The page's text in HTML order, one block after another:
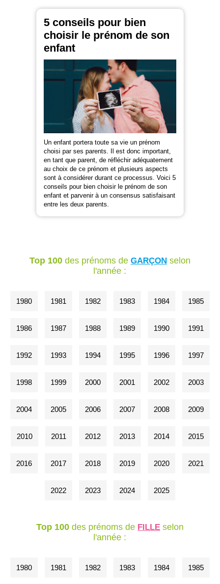
5 conseils pour bien
choisir le prénom de son
enfant
Un enfant portera toute sa vie un prénom
choisi par ses parents. Il est donc important,
en tant que parent, de réfléchir adéquatement
au choix de ce prénom et plusieurs aspects
sont à considérer durant ce processus. Voici 5
conseils pour bien choisir le prénom de son
enfant et parvenir à un consensus satisfaisant
entre les deux parents.
Top 100des prénoms de GARÇONselon
l'année :
1980 1981 1982 1983 1984 1985
1986 1987 1988 1989 1990 1991
1992 1993 1994 1995 1996 1997
1998 1999 2000 2001 2002 2003
2004 2005 2006 2007 2008 2009
2010 2011 2012 2013 2014 2015
2016 2017 2018 2019 2020 2021
2022 2023 2024 2025
Top 100des prénoms de FILLEselon
l'année :
1980 1981 1982 1983 1984 1985